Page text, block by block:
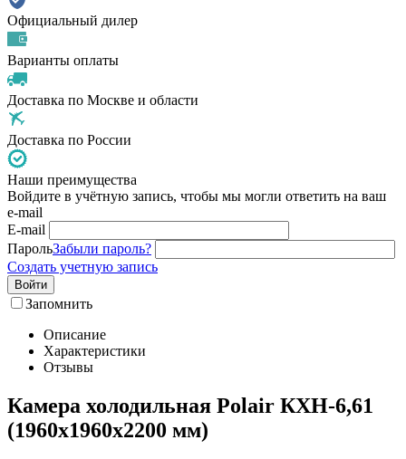
Официальный дилер
Варианты оплаты
Доставка по Москве и области
Доставка по России
Наши преимущества
Войдите в учётную запись, чтобы мы могли ответить на ваш
e-mail
E-mail
ПарольЗабыли пароль?
Создать учетную запись
Войти
Запомнить
Описание
Характеристики
Отзывы
Камера холодильная Polair КХН-6,61
(1960х1960х2200 мм)